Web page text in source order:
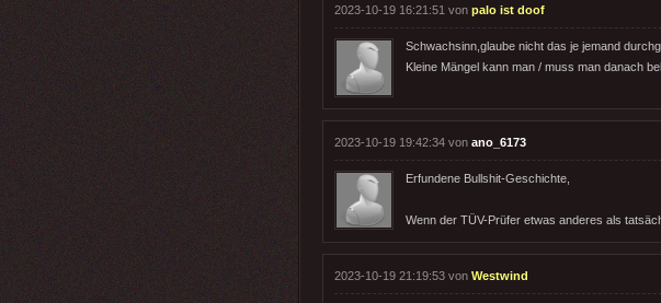
2023-10-19 16:21:51 von palo ist doof
Schwachsinn,glaube nicht das je jemand
Kleine Mängel kann man / muss man danach
2023-10-19 19:42:34 von ano_6173
Erfundene Bullshit-Geschichte,
Wenn der TÜV-Prüfer etwas anderes als
2023-10-19 21:19:53 von Westwind